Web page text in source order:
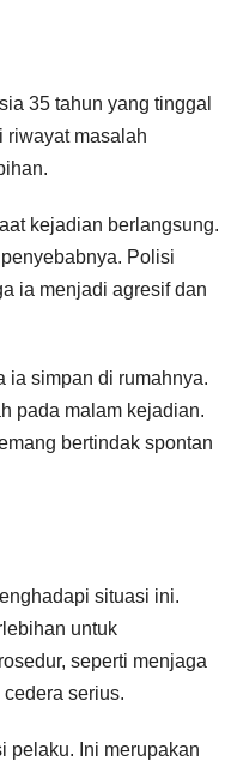
35 tahun yang tinggal
riwayat masalah
kejadian berlangsung.
Polisi
ia menjadi agresif dan
ia simpan di rumahnya.
pada malam kejadian.
bertindak spontan
situasi ini.
untuk
seperti menjaga
serius.
pelaku. Ini merupakan